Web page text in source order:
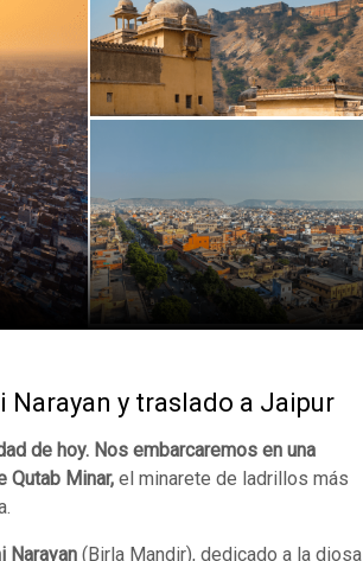
Narayan y traslado a Jaipur
de hoy. Nos embarcaremos en una
Qutab Minar, el minarete de ladrillos más
Narayan (Birla Mandir), dedicado a la diosa